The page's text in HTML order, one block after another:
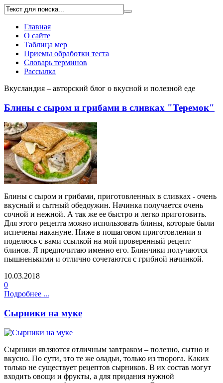
Главная
О сайте
Таблица мер
Приемы обработки теста
Словарь терминов
Рассылка
Вкусландия – авторский блог о вкусной и полезной еде
Блины с сыром и грибами в сливках "Теремок"
Блины с сыром и грибами, приготовленных в сливках - очень
вкусный и сытный обедоужин. Начинка получается очень
сочной и нежной. А так же ее быстро и легко приготовить.
Для этого рецепта можно использовать блины, которые были
испечены накануне. Ниже в пошаговом приготовлении я
поделюсь с вами ссылкой на мой проверенный рецепт
блинов. Я предпочитаю именно его. Блинчики получаются
пышненькими и отлично сочетаются с грибной начинкой.
10.03.2018
0
Подробнее ...
Сырники на муке
Сырники являются отличным завтраком – полезно, сытно и
вкусно. По сути, это те же оладьи, только из творога. Каких
только не существует рецептов сырников. В их состав могут
входить овощи и фрукты, а для придания нужной